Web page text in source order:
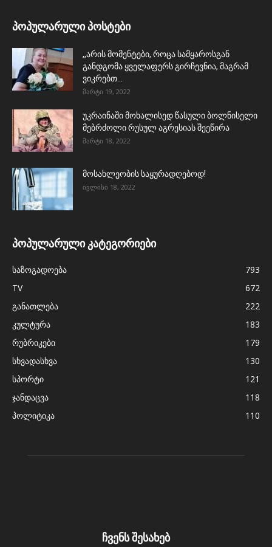
პოპულარული პოსტები
,,არის მომენტები, როცა სამყაროსგან
განდგომა ყველაფერს გირჩევნია, მაგრამ
ვიკრებთ...
მარტი 19, 2022
უკრაინაში მოხალისედ წასული ბოლნისელი
მებრძოლი რუსულ აგრესიას შეეწირა
მარტი 18, 2022
მოსახლეობის საყურადღებოდ!
ივლისი 18, 2022
პოპულარული კატეგორიები
საზოგადოება
793
TV
672
განათლება
222
კულტურა
183
რუბრიკები
179
სხვადასხვა
130
სპორტი
121
ჯანდაცვა
118
პოლიტიკა
110
ჩვენს შესახებ